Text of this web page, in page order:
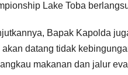
Lake Toba
Bapak Kapolda
akan datang tidak
makanan dan jalur